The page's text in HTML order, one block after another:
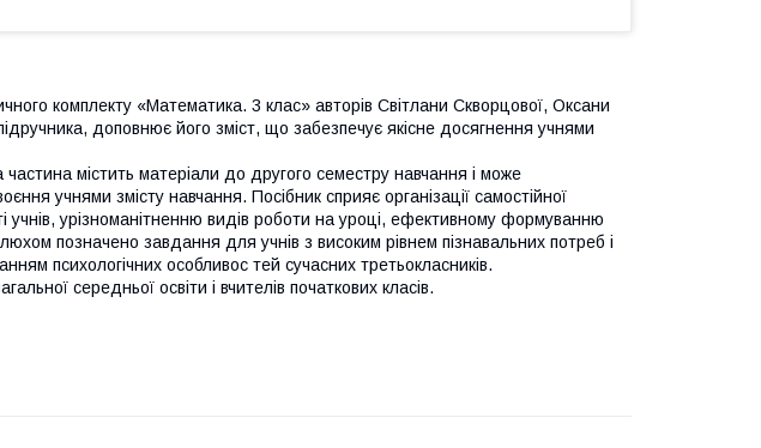
комплекту «Математика. 3 клас» авторів Світлани Скворцової, Оксани
доповнює його зміст, що забезпечує якісне досягнення учнями
містить матеріали до другого семестру навчання і може
учнями змісту навчання. Посібник сприяє організації самостійної
учнів, урізноманітненню видів роботи на уроці, ефективному формуванню
позначено завдання для учнів з високим рівнем пізнавальних потреб і
психологічних особливос тей сучасних третьокласників.
середньої освіти і вчителів початкових класів.